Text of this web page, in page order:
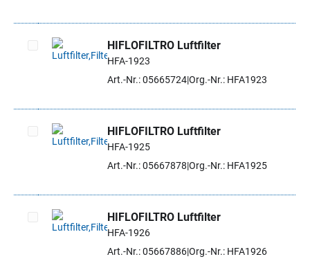
Artikel auswählen
HIFLOFILTRO Luftfilter
HFA-1923
Art.-Nr.: 05665724Org.-Nr.: HFA1923
Artikel auswählen
HIFLOFILTRO Luftfilter
HFA-1925
Art.-Nr.: 05667878 Org.-Nr.: HFA1925
Artikel auswählen
HIFLOFILTRO Luftfilter
HFA-1926
Art.-Nr.: 05667886Org.-Nr.: HFA1926